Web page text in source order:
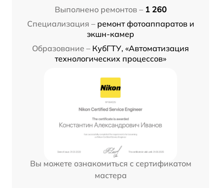
Выполнено ремонтов – 1 260
Специализация – ремонт фотоаппаратов и
экшн-камер
Образование – КубГТУ, «Автоматизация
технологических процессов»
Вы можете ознакомиться с сертификатом
мастера